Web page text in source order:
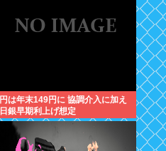
円は年末149円に 協調介入に加え
日銀早期利上げ想定